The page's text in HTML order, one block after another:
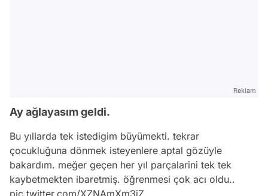
Reklam
Ay ağlayasım geldi.
Bu yıllarda tek istedigim büyümekti. tekrar
çocukluğuna dönmek isteyenlere aptal gözüyle
bakardım. meğer geçen her yıl parçalarini tek tek
kaybetmekten ibaretmiş. öğrenmesi çok acı oldu..
pic.twitter.com/XZNAmXm3jZ